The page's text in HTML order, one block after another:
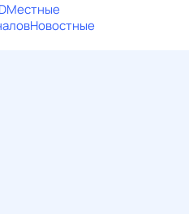
Местные
Новостные